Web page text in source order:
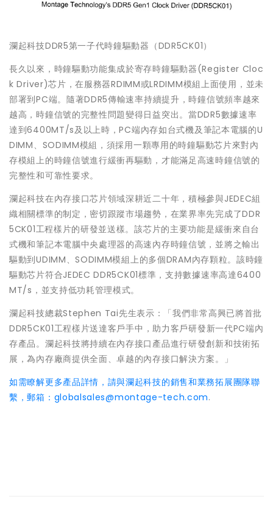
瀾起科技DDR5第一子代時鐘驅動器（DDR5CK01）
長久以來，時鐘驅動功能集成於寄存時鐘驅動器(Register Cloc
k Driver)芯片，在服務器RDIMM或LRDIMM模組上面使用，並未
部署到PC端。隨著DDR5傳輸速率持續提升，時鐘信號頻率越來
越高，時鐘信號的完整性問題變得日益突出。當DDR5數據速率
達到6400MT/s及以上時，PC端內存如台式機及筆記本電腦的U
DIMM、SODIMM模組，須採用一顆專用的時鐘驅動芯片來對內
存模組上的時鐘信號進行緩衝再驅動，才能滿足高速時鐘信號的
完整性和可靠性要求。
瀾起科技在內存接口芯片領域深耕近二十年，積極參與JEDEC組
織相關標準的制定，密切跟蹤市場趨勢，在業界率先完成了DDR
5CK01工程樣片的研發並送樣。該芯片的主要功能是緩衝來自台
式機和筆記本電腦中央處理器的高速內存時鐘信號，並將之輸出
驅動到UDIMM、SODIMM模組上的多個DRAM內存顆粒。該時鐘
驅動芯片符合JEDEC DDR5CK01標準，支持數據速率高達6400
MT/s，並支持低功耗管理模式。
瀾起科技總裁Stephen Tai先生表示：「我們非常高興已將首批
DDR5CK01工程樣片送達客戶手中，助力客戶研發新一代PC端內
存產品。瀾起科技將持續在內存接口產品進行研發創新和技術拓
展，為內存廠商提供全面、卓越的內存接口解決方案。」
如需瞭解更多產品詳情，請與瀾起科技的銷售和業務拓展團隊聯
繫，郵箱：globalsales@montage-tech.com.